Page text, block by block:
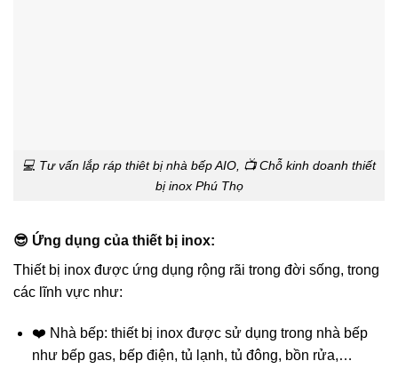
💻 Tư vấn lắp ráp thiêt bị nhà bếp AIO, 📺 Chỗ kinh doanh thiết
bị inox Phú Thọ
😎 Ứng dụng của thiết bị inox:
Thiết bị inox được ứng dụng rộng rãi trong đời sống, trong
các lĩnh vực như:
❤️ Nhà bếp: thiết bị inox được sử dụng trong nhà bếp
như bếp gas, bếp điện, tủ lạnh, tủ đông, bồn rửa,…